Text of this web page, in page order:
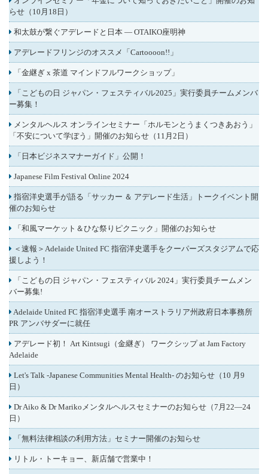
らせ（10月18日）
和太鼓が繋ぐアデレードと日本 ― OTAIKO座明神
アデレードフリンジのオススメ「Cartoooon!!」
「金継ぎ x 茶道 マインドフルワークショップ」
「こどもの日 ジャパン・フェスティバル2025」実行委員チームメンバ
ー募集！
メンタルヘルス オンラインセミナー「ホルモンとうまくつきあおう」
「不安について学ぼう」開催のお知らせ（11月2日）
「日本ビジネスマナーガイド」公開！
Japanese Film Festival Online 2024
指宿洋史選手が語る「サッカー ＆ アデレード生活」トークイベント開
催のお知らせ
「和風マーケット＆ひな祭りピクニック」開催のお知らせ
＜速報＞Adelaide United FC 指宿洋史選手をクーパーズスタジアムで応
援しよう！
「こどもの日 ジャパン・フェスティバル 2024」実行委員チームメン
バー募集!
Adelaide United FC 指宿洋史選手 南オーストラリア州政府日本事務所
PR アンバサダーに就任
アデレード初！ Art Kintsugi（金継ぎ） ワークシップ at Jam Factory
Adelaide
Let's Talk -Japanese Communities Mental Health- のお知らせ（10 月9
日）
Dr Aiko & Dr Marikoメンタルヘルスセミナーのお知らせ（7月22―24
日）
「無料法律相談の利用方法」セミナー開催のお知らせ
リトル・トーキョー、新店舗で営業中！